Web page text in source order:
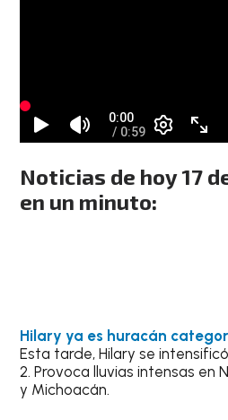
Noticias de hoy 17
en un minuto:
Hilary ya es huracán
Esta tarde, Hilary se
2. Provoca lluvias intensas en
y Michoacán.